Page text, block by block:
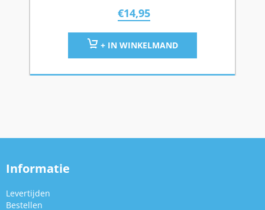
€14,95
+ IN WINKELMAND
Informatie
Levertijden
Bestellen